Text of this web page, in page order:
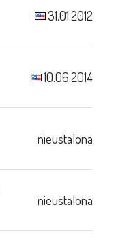
31.01.2012
10.06.2014
nieustalona
nieustalona